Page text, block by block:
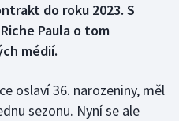
do roku 2023. S
Paula o tom
médií.
oslaví 36. narozeniny, měl
sezonu. Nyní se ale